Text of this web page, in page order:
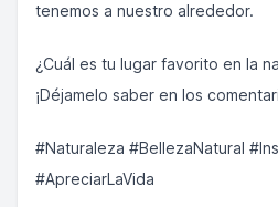
tenemos a nuestro alrededor.
¿Cuál es tu lugar favorito en la
¡Déjamelo saber en los
#Naturaleza #BellezaNatural
#ApreciarLaVida